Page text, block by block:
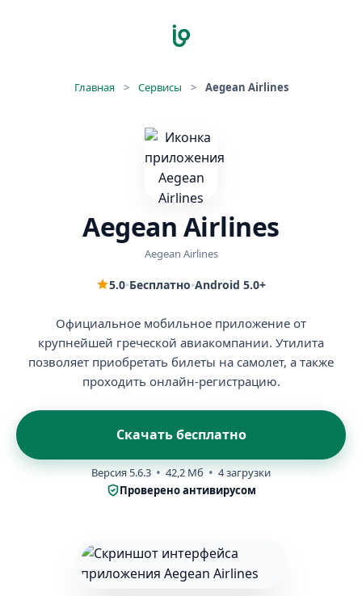
Главная > Сервисы > Aegean Airlines
Aegean Airlines
Aegean Airlines
5.0•Бесплатно•Android 5.0+
Официальное мобильное приложение от
крупнейшей греческой авиакомпании. Утилита
позволяет приобретать билеты на самолет, а также
проходить онлайн-регистрацию.
Скачать бесплатно
Версия 5.6.3 42,2 Мб
4 загрузки
Проверено антивирусом